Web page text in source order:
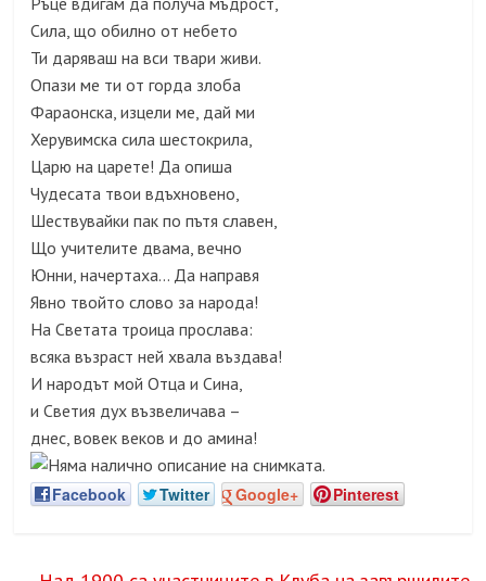
Сила, що обилно от небето
Ти даряваш на вси твари живи.
Опази ме ти от горда злоба
Фараонска, изцели ме, дай ми
Херувимска сила шестокрила,
Царю на царете! Да опиша
Чудесата твои вдъхновено,
Шествувайки пак по пътя славен,
Що учителите двама, вечно
Юнни, начертаха… Да направя
Явно твойто слово за народа!
На Светата троица прослава:
всяка възраст ней хвала въздава!
И народът мой Отца и Сина,
и Светия дух възвеличава –
днес, вовек веков и до амина!
Facebook Twitter Google+ Pinterest